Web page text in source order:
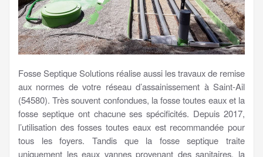
Fosse Septique Solutions réalise aussi les travaux de remise
aux normes de votre réseau d’assainissement à Saint-Ail
(54580). Très souvent confondues, la fosse toutes eaux et la
fosse septique ont chacune ses spécificités. Depuis 2017,
l’utilisation des fosses toutes eaux est recommandée pour
tous les foyers. Tandis que la fosse septique traite
uniquement les eaux vannes provenant des sanitaires, la